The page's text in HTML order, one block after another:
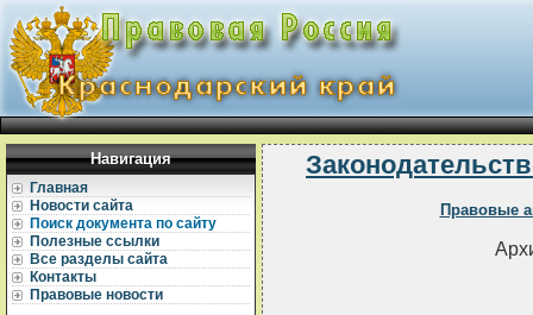
Навигация
Главная
Новости сайта
Поиск документа по сайту
Полезные ссылки
Все разделы сайта
Контакты
Правовые новости
Правовые